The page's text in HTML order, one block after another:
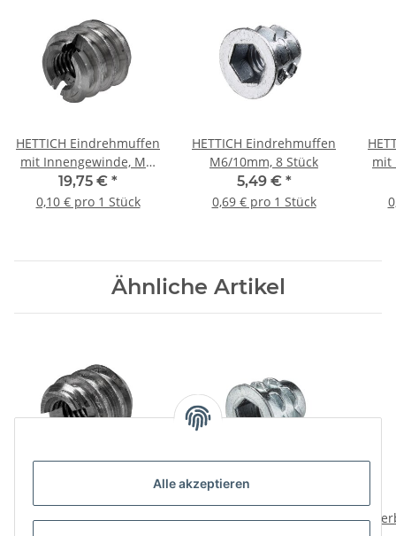
Alle akzeptieren
HETTICH Eindrehmuffen
mit Innengewinde, M5,
Ø5 mm, Stahl roh, 200
Stück
19,75 € *
0,10 € pro 1 Stück
HETTICH Eindrehmuffen
M6/10mm, 8 Stück
5,49 € *
0,69 € pro 1 Stück
mit
Ähnliche Artikel
mit Innengewinde, M6,
M6/10mm, verzinkt, 8